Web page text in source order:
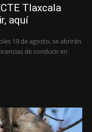
Tlaxcala
aquí
19 de agosto, se abrirán
de conducir en